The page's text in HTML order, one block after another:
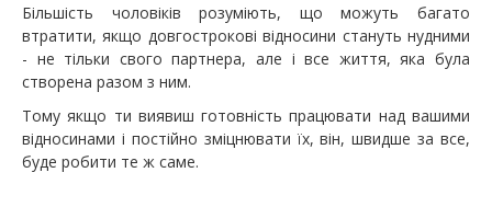
Більшість чоловіків розуміють, що можуть багато
втратити, якщо довгострокові відносини стануть нудними
- не тільки свого партнера, але і все життя, яка була
створена разом з ним.
Тому якщо ти виявиш готовність працювати над вашими
відносинами і постійно зміцнювати їх, він, швидше за все,
буде робити те ж саме.